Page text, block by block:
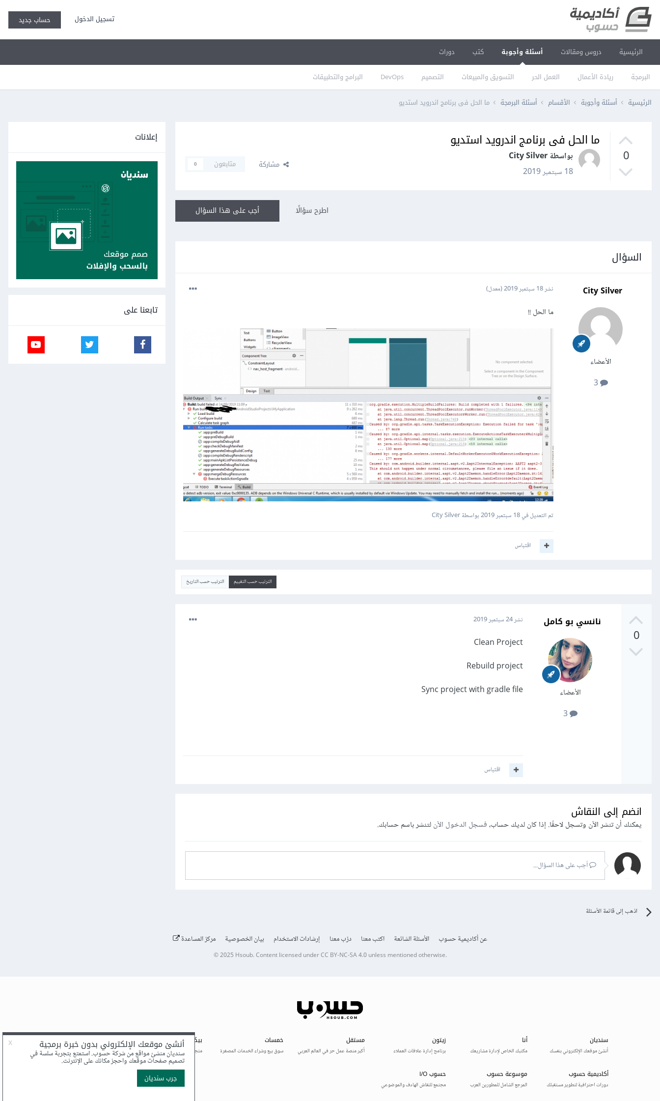
تسجيل الدخول حساب جديد
الرئيسية دروس ومقالات أسئلة وأجوبة
البرمجة ريادة الأعمال العمل الحر التسويق والمبيعات التصميم DevOps البرامج والتطبيقات
كتب دورات
الرئيسية أسئلة وأجوبة الأقسام أسئلة البرمجة ما الحل فى برنامج اندرويد استديو
0
ما الحل فى برنامج اندرويد استديو
بواسطة City Silver
18 سبتمبر 2019
مشاركة متابعون 0
أجب على هذا السؤال اطرح سؤالًا
السؤال
City Silver
الأعضاء
3
نشر18 سبتمبر 2019 (معدل)
ما الحل !!
تم التعديل في18 سبتمبر 2019 بواسطة City Silver
اقتباس
الترتيب حسب التقييم الترتيب حسب التاريخ
0
نانسي بو كامل
الأعضاء
3
نشر24 سبتمبر 2019
Clean Project
Rebuild project
Sync project with gradle file
اقتباس
انضم إلى النقاش
يمكنك أن تنشر الآن وتسجل لاحقًا. إذا كان لديك حساب،فسجل الدخول الآنلتنشر باسم حسابك.
أجب على هذا السؤال...
اذهب إلى قائمة الأسئلة
إعلانات
تابعنا على
عن أكاديمية حسوب الأسئلة الشائعة اكتب معنا درّب معنا إرشادات الاستخدام بيان الخصوصية مركز المساعدة
© 2025 Hsoub.Content licensed underCC BY-NC-SA 4.0unless mentioned otherwise.